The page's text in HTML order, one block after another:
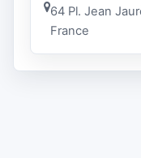
64 Pl. Jean
France